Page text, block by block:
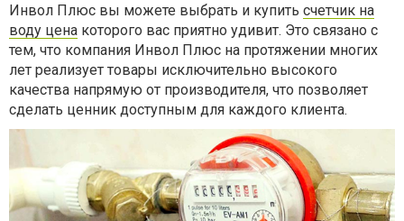
Инвол Плюс вы можете выбрать и купить счетчик на
воду цена которого вас приятно удивит. Это связано с
тем, что компания Инвол Плюс на протяжении многих
лет реализует товары исключительно высокого
качества напрямую от производителя, что позволяет
сделать ценник доступным для каждого клиента.